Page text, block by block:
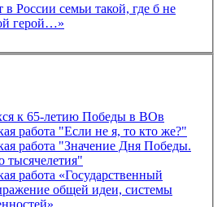
России семьи такой, где б не
герой…»
к 65-летию Победы в ВОв
работа "Если не я, то кто же?"
работа "Значение Дня Победы.
тысячелетия"
работа «Государственный
общей идеи, системы